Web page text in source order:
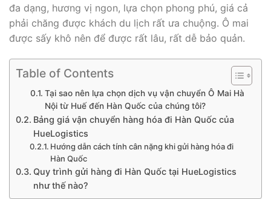
đa dạng, hương vị ngon, lựa chọn phong phú, giá cả
phải chăng được khách du lịch rất ưa chuộng. Ô mai
được sấy khô nên để được rất lâu, rất dễ bảo quản.
Table of Contents
Tại sao nên lựa chọn dịch vụ vận chuyển Ô Mai Hà
Nội từ Huế đến Hàn Quốc của chúng tôi?
Bảng giá vận chuyển hàng hóa đi Hàn Quốc của
HueLogistics
Hướng dẫn cách tính cân nặng khi gửi hàng hóa đi
Hàn Quốc
Quy trình gửi hàng đi Hàn Quốc tại HueLogistics
như thế nào?